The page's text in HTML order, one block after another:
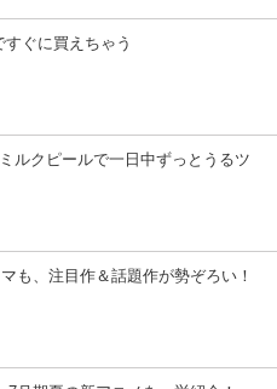
ぐに買えちゃう
ルクピールで一日中ずっとうるツ
も、注目作＆話題作が勢ぞろい！